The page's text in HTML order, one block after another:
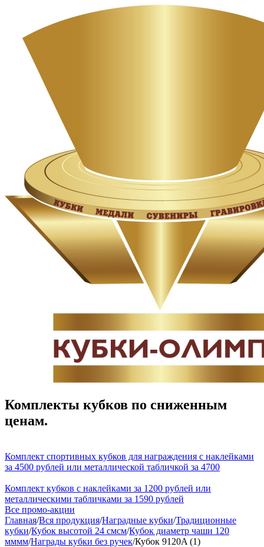
Комплекты кубков по сниженным
ценам.
Комплект спортивных кубков для награждения с наклейками
за 4500 рублей или металлической табличкой за 4700
Комплект кубков с наклейками за 1200 рублей или
металлическими табличками за 1590 рублей
Все промо-акции
Главная/Вся продукция/Наградные кубки/Традиционные
кубки/Кубок высотой 24 смсм/Кубок диаметр чаши 120
мммм/Награды кубки без ручек/Кубок 9120A (1)